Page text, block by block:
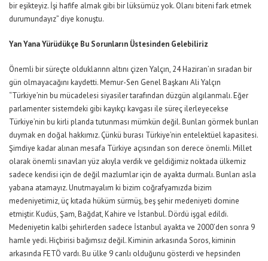
bir eşikteyiz. İşi hafife almak gibi bir lüksümüz yok. Olanı biteni fark etmek
durumundayız” diye konuştu.
Yan Yana Yürüdükçe Bu Sorunların Üstesinden Gelebiliriz
Önemli bir süreçte olduklarınn altını çizen Yalçın, 24 Haziran’ın sıradan bir
gün olmayacağını kaydetti. Memur-Sen Genel Başkanı Ali Yalçın
“Türkiye’nin bu mücadelesi siyasiler tarafından düzgün algılanmalı. Eğer
parlamenter sistemdeki gibi kayıkçı kavgası ile süreç ilerleyecekse
Türkiye’nin bu kirli planda tutunması mümkün değil. Bunları görmek bunları
duymak en doğal hakkımız. Çünkü burası Türkiye’nin entelektüel kapasitesi.
Şimdiye kadar alınan mesafa Türkiye açısından son derece önemli. Millet
olarak önemli sınavları yüz akıyla verdik ve geldiğimiz noktada ülkemiz
sadece kendisi için de değil mazlumlar için de ayakta durmalı. Bunları asla
yabana atamayız. Unutmayalım ki bizim coğrafyamızda bizim
medeniyetimiz, üç kıtada hüküm sürmüş, beş şehir medeniyeti domine
etmiştir. Kudüs, Şam, Bağdat, Kahire ve İstanbul. Dördü işgal edildi.
Medeniyetin kalbi şehirlerden sadece İstanbul ayakta ve 2000’den sonra 9
hamle yedi. Hiçbirisi bağımsız değil. Kiminin arkasında Soros, kiminin
arkasında FETÖ vardı. Bu ülke 9 canlı olduğunu gösterdi ve hepsinden